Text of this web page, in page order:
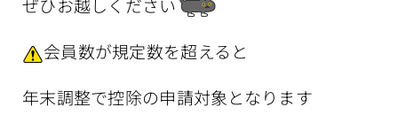
ぜひお越しください
会員数が規定数を超えると
年末調整で控除の申請対象となります